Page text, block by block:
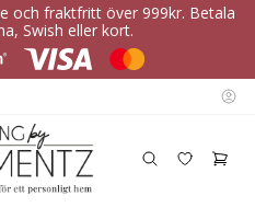
och fraktfritt över 999kr. Betala
Swish eller kort.